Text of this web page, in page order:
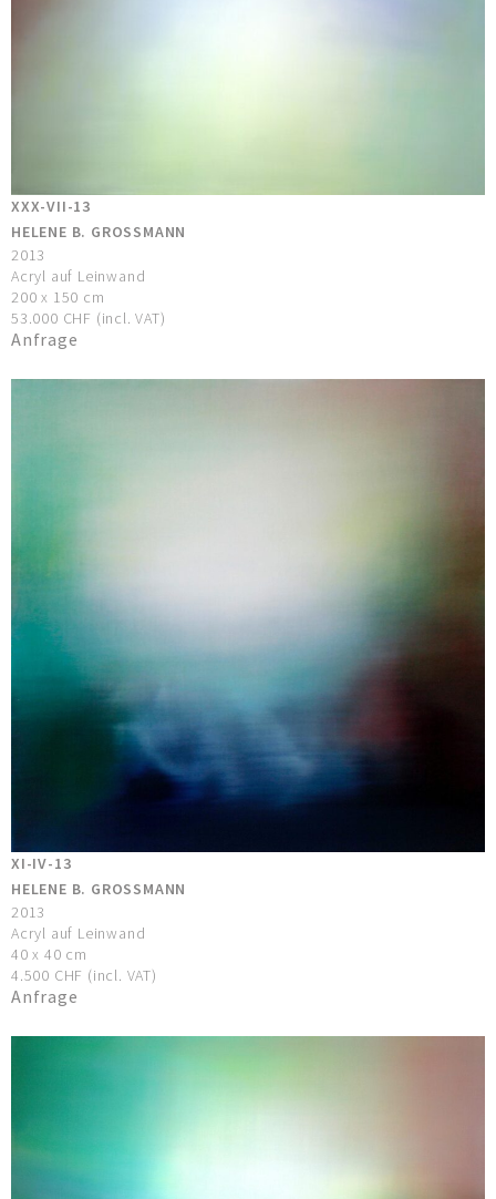
XXX-VII-13
HELENE B. GROSSMANN
2013
Acryl auf Leinwand
200 x 150 cm
53.000 CHF (incl. VAT)
Anfrage
XI-IV-13
HELENE B. GROSSMANN
2013
Acryl auf Leinwand
40 x 40 cm
4.500 CHF (incl. VAT)
Anfrage